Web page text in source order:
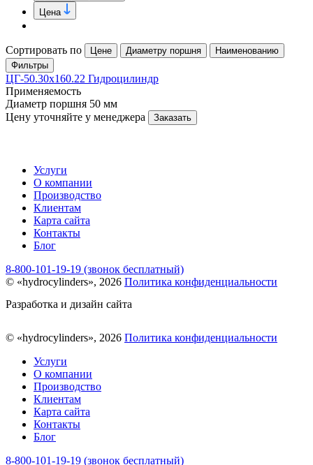
Цена
Сортировать по Цене Диаметру поршня
Наименованию
Фильтры
ЦГ-50.30х160.22 Гидроцилиндр
Применяемость
Диаметр поршня 50 мм
Цену уточняйте у менеджера
Заказать
Услуги
О компании
Производство
Клиентам
Карта сайта
Контакты
Блог
8-800-101-19-19 (звонок бесплатный)
© «hydrocylinders», 2026 Политика конфиденциальности
Разработка и дизайн сайта
© «hydrocylinders», 2026 Политика конфиденциальности
Услуги
О компании
Производство
Клиентам
Карта сайта
Контакты
Блог
8-800-101-19-19 (звонок бесплатный)